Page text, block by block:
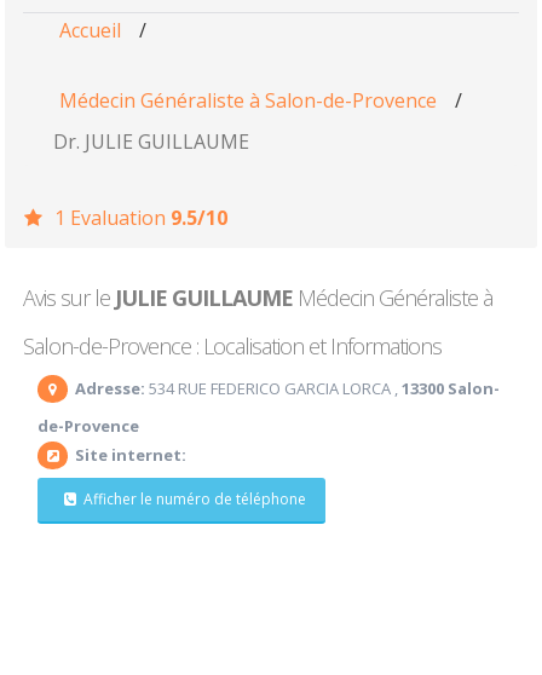
Accueil /
Médecin Généraliste à Salon-de-Provence
/
Dr. JULIE GUILLAUME
1 Evaluation 9.5/10
Avis sur le JULIE GUILLAUME Médecin Généraliste à
Salon-de-Provence : Localisation et Informations
Adresse: 534 RUE FEDERICO GARCIA LORCA ,13300 Salon-
de-Provence
Site internet:
Afficher le numéro de téléphone